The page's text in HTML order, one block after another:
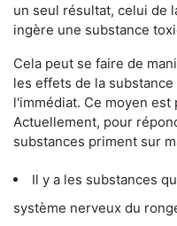
un seul résultat, celui de
ingère une substance
Cela peut se faire de
les effets de la
l'immédiat. Ce moyen
Actuellement, pour
substances priment sur
Il y a les substances
système nerveux du